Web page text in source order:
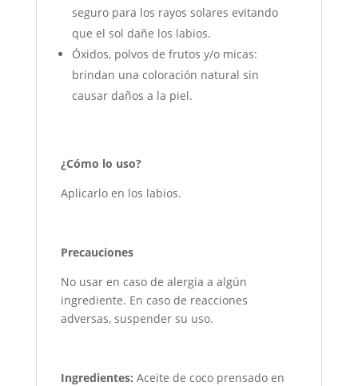
seguro para los rayos solares evitando
que el sol dañe los labios.
Óxidos, polvos de frutos y/o micas:
brindan una coloración natural sin
causar daños a la piel.
¿Cómo lo uso?
Aplicarlo en los labios.
Precauciones
No usar en caso de alergia a algún
ingrediente. En caso de reacciones
adversas, suspender su uso.
Ingredientes: Aceite de coco prensado en